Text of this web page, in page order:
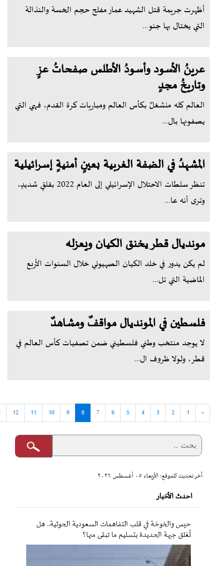
أظهرت جريمة قتل الشهيد عمار مفلح حجم الخسة والنذالة
التي يختال بها جنو...
عرينُ الأسود وأسودُ الأطلس صفحاتُ عزٍ
وتاريخُ مجدٍ
العالم كله منشغلٌ بكأس العالم ومباريات كرة القدم، فهي التي
يصفونها بال...
المشهدُ في الضفة الغربية بعينٍ أمنيةٍ إسرائيلية
تنظر سلطات الاحتلال الإسرائيلي إلى العام 2022 بقلقٍ شديدٍ،
وترى أنه عا...
مونديال قطر يخنق الكيان ويعزله
لم يكن يدور في خلد الكيان الصهيوني خلال السنوات الأربع
الماضية التي تل...
فلسطين في المونديال مواقفٌ ومشاهدٌ
لا يوجد منتخب وطني فلسطيني ضمن تصفيات كأس العالم في
قطر، ولولا ظروف ال...
«
1
2
3
4
5
6
7
8
9
10
11
12
آخر تحديث للموقع: الأربعاء ٠٥ أغسطس ٢٠٢٦
احدث الأخبار
حيس والخوخة في قلب التفاهمات السعودية الحوثية.. هل
تُغلق جبهة الحديدة بتسليم ما تبقى منها؟